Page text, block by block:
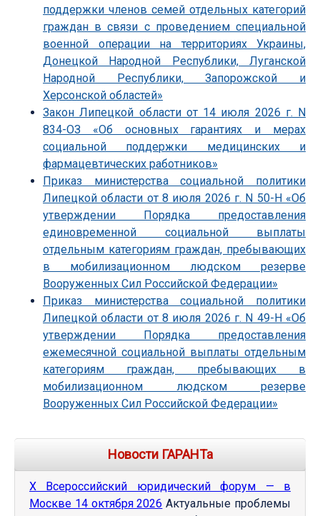
поддержки членов семей отдельных категорий
граждан в связи с проведением специальной
военной операции на территориях Украины,
Донецкой Народной Республики, Луганской
Народной Республики, Запорожской и
Херсонской областей»
Закон Липецкой области от 14 июля 2026 г. N
834-ОЗ «Об основных гарантиях и мерах
социальной поддержки медицинских и
фармацевтических работников»
Приказ министерства социальной политики
Липецкой области от 8 июля 2026 г. N 50-Н «Об
утверждении Порядка предоставления
единовременной социальной выплаты
отдельным категориям граждан, пребывающих
в мобилизационном людском резерве
Вооруженных Сил Российской Федерации»
Приказ министерства социальной политики
Липецкой области от 8 июля 2026 г. N 49-Н «Об
утверждении Порядка предоставления
ежемесячной социальной выплаты отдельным
категориям граждан, пребывающих в
мобилизационном людском резерве
Вооруженных Сил Российской Федерации»
Новости ГАРАНТа
Х Всероссийский юридический форум — в
Москве 14 октября 2026 Актуальные проблемы